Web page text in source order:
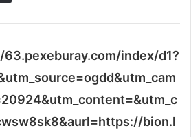
index/d1?
bion.l